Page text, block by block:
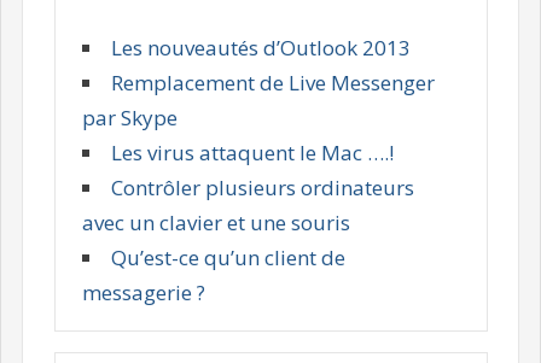
Les nouveautés d’Outlook 2013
Remplacement de Live Messenger
par Skype
Les virus attaquent le Mac ….!
Contrôler plusieurs ordinateurs
avec un clavier et une souris
Qu’est-ce qu’un client de
messagerie ?